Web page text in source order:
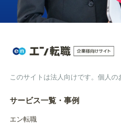
このサイトは法人向けです。個人の
サービス一覧・事例
エン転職